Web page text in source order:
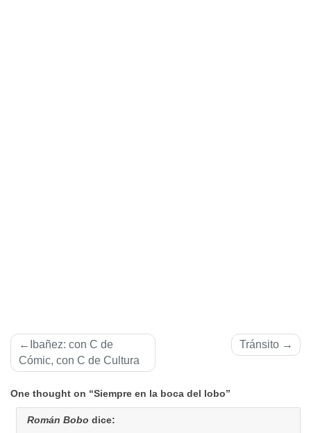
Navegación
de
Ibañez: con C de
Cómic, con C de Cultura
Tránsito
One thought on “Siempre en la boca del lobo”
Román Bobo dice: